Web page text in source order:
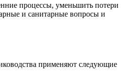
процессы, уменьшить потери
и санитарные вопросы и
применяют следующие